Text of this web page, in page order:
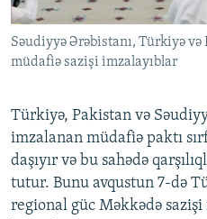
Səudiyyə Ərəbistanı, Türkiyə
müdafiə sazişi imzalayıblar
Türkiyə, Pakistan və
imzalanan müdafiə paktı
daşıyır və bu sahədə
tutur. Bunu avqustun 7-də
regional güc Məkkədə sazişi